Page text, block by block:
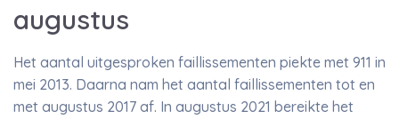
augustus
Het aantal uitgesproken faillissementen piekte met 911 in
mei 2013. Daarna nam het aantal faillissementen tot en
met augustus 2017 af. In augustus 2021 bereikte het